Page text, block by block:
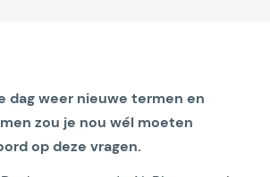
dag weer nieuwe termen en
zou je nou wél moeten
op deze vragen.